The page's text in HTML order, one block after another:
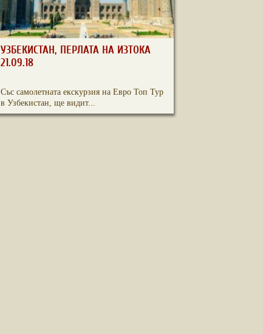
УЗБЕКИСТАН, ПЕРЛАТА НА ИЗТОКА
21.09.18
Със самолетната екскурзия на Евро Топ Тур
в Узбекистан, ще видит...